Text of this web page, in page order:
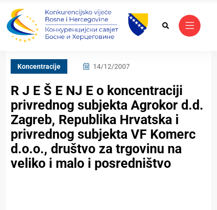
Koncentracije 14/12/2007
R J E Š E NJ E o koncentraciji
privrednog subjekta Agrokor d.d.
Zagreb, Republika Hrvatska i
privrednog subjekta VF Komerc
d.o.o., društvo za trgovinu na
veliko i malo i posredništvo